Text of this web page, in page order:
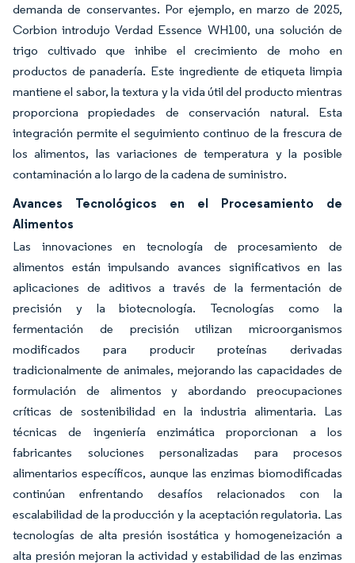
demanda de conservantes. Por ejemplo, en marzo de 2025,
Corbion introdujo Verdad Essence WH100, una solución de
trigo cultivado que inhibe el crecimiento de moho en
productos de panadería. Este ingrediente de etiqueta limpia
mantiene el sabor, la textura y la vida útil del producto mientras
proporciona propiedades de conservación natural. Esta
integración permite el seguimiento continuo de la frescura de
los alimentos, las variaciones de temperatura y la posible
contaminación a lo largo de la cadena de suministro.
Avances Tecnológicos en el Procesamiento de
Alimentos
Las innovaciones en tecnología de procesamiento de
alimentos están impulsando avances significativos en las
aplicaciones de aditivos a través de la fermentación de
precisión y la biotecnología. Tecnologías como la
fermentación de precisión utilizan microorganismos
modificados para producir proteínas derivadas
tradicionalmente de animales, mejorando las capacidades de
formulación de alimentos y abordando preocupaciones
críticas de sostenibilidad en la industria alimentaria. Las
técnicas de ingeniería enzimática proporcionan a los
fabricantes soluciones personalizadas para procesos
alimentarios específicos, aunque las enzimas biomodificadas
continúan enfrentando desafíos relacionados con la
escalabilidad de la producción y la aceptación regulatoria. Las
tecnologías de alta presión isostática y homogeneización a
alta presión mejoran la actividad y estabilidad de las enzimas